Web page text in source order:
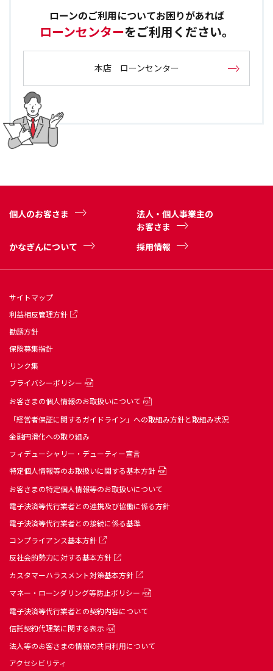
ローンのご利用についてお困りがあれば
ローンセンターをご利用ください。
本店 ローンセンター
個人のお客さま
法人・個人事業主の
お客さま
かなぎんについて
採用情報
サイトマップ
利益相反管理方針
勧誘方針
保険募集指針
リンク集
プライバシーポリシー
お客さまの個人情報のお取扱いについて
「経営者保証に関するガイドライン」への取組み方針と取組み状況
金融円滑化への取り組み
フィデューシャリー・デューティー宣言
特定個人情報等のお取扱いに関する基本方針
お客さまの特定個人情報等のお取扱いについて
電子決済等代行業者との連携及び協働に係る方針
電子決済等代行業者との接続に係る基準
コンプライアンス基本方針
反社会的勢力に対する基本方針
カスタマーハラスメント対策基本方針
マネー・ローンダリング等防止ポリシー
電子決済等代行業者との契約内容について
信託契約代理業に関する表示
法人等のお客さまの情報の共同利用について
アクセシビリティ